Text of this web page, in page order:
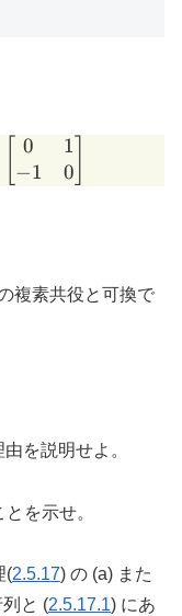
\begin{bmatrix}
0
−1
1
0
複素共役と可換で
を説明せよ。
を示せ。
(2.5.17) の (a) また
と (2.5.17.1) にあ